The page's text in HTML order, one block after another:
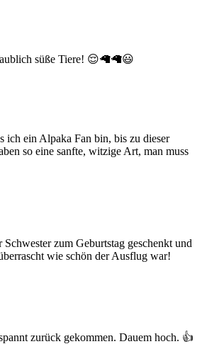
süße Tiere! 😌🦙🦙😃
ich ein Alpaka Fan bin, bis zu dieser
so eine sanfte, witzige Art, man muss
zum Geburtstag geschenkt und
wie schön der Ausflug war!
zurück gekommen. Dauem hoch. 👍